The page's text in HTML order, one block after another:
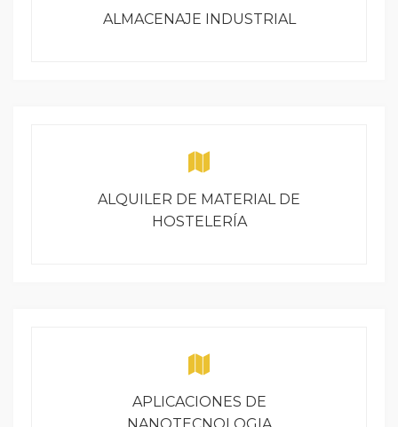
ALMACENAJE INDUSTRIAL
ALQUILER DE MATERIAL DE
HOSTELERÍA
APLICACIONES DE